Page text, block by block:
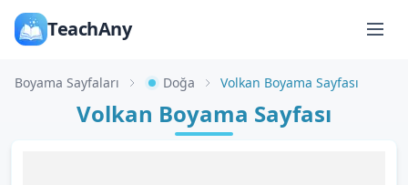
TeachAny
Boyama Sayfaları Doğa Volkan Boyama Sayfası
Volkan Boyama Sayfası